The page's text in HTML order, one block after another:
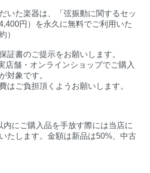
いた楽器は、「弦振動に関するセッ
円）を永久に無料でご利用いた
）
証書のご提示をお願いします。
店舗・オンラインショップでご購入
対象です。
はご負担頂くようお願いします。
内にご購入品を手放す際には当店に
たします。金額は新品は50%、中古